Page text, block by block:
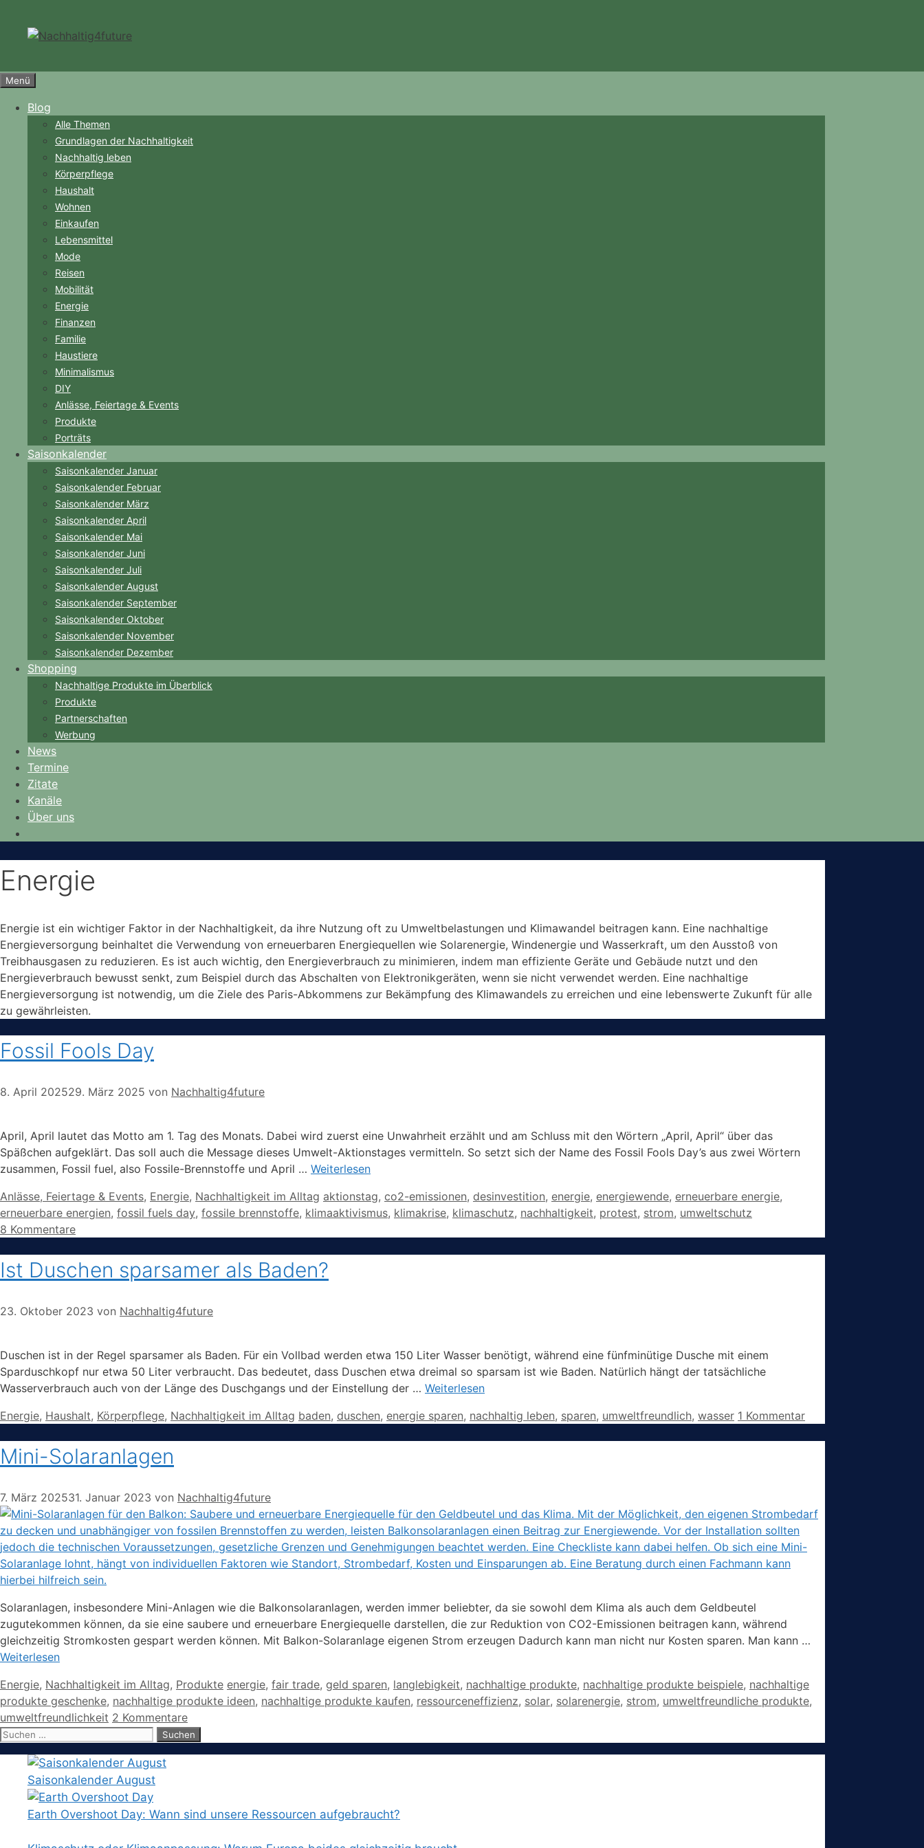
springen
Menü
Blog
Alle Themen
Grundlagen der Nachhaltigkeit
Nachhaltig leben
Körperpflege
Haushalt
Wohnen
Einkaufen
Lebensmittel
Mode
Reisen
Mobilität
Energie
Finanzen
Familie
Haustiere
Minimalismus
DIY
Anlässe, Feiertage & Events
Produkte
Porträts
Saisonkalender
Saisonkalender Januar
Saisonkalender Februar
Saisonkalender März
Saisonkalender April
Saisonkalender Mai
Saisonkalender Juni
Saisonkalender Juli
Saisonkalender August
Saisonkalender September
Saisonkalender Oktober
Saisonkalender November
Saisonkalender Dezember
Shopping
Nachhaltige Produkte im Überblick
Produkte
Partnerschaften
Werbung
News
Termine
Zitate
Kanäle
Über uns
Energie
Energie ist ein wichtiger Faktor in der Nachhaltigkeit, da ihre Nutzung oft zu Umweltbelastungen und Klimawandel beitragen kann. Eine nachhaltige
Energieversorgung beinhaltet die Verwendung von erneuerbaren Energiequellen wie Solarenergie, Windenergie und Wasserkraft, um den Ausstoß von
Treibhausgasen zu reduzieren. Es ist auch wichtig, den Energieverbrauch zu minimieren, indem man effiziente Geräte und Gebäude nutzt und den
Energieverbrauch bewusst senkt, zum Beispiel durch das Abschalten von Elektronikgeräten, wenn sie nicht verwendet werden. Eine nachhaltige
Energieversorgung ist notwendig, um die Ziele des Paris-Abkommens zur Bekämpfung des Klimawandels zu erreichen und eine lebenswerte Zukunft für alle
zu gewährleisten.
Fossil Fools Day
8. April 202529. März 2025 von Nachhaltig4future
April, April lautet das Motto am 1. Tag des Monats. Dabei wird zuerst eine Unwahrheit erzählt und am Schluss mit den Wörtern „April, April“ über das
Späßchen aufgeklärt. Das soll auch die Message dieses Umwelt-Aktionstages vermitteln. So setzt sich der Name des Fossil Fools Day’s aus zwei Wörtern
zusammen, Fossil fuel, also Fossile-Brennstoffe und April … Weiterlesen
Kategorien
Anlässe, Feiertage & Events, Energie, Nachhaltigkeit im Alltag Schlagwörter
aktionstag, co2-emissionen, desinvestition, energie, energiewende, erneuerbare energie,
erneuerbare energien, fossil fuels day, fossile brennstoffe, klimaaktivismus, klimakrise, klimaschutz, nachhaltigkeit, protest, strom, umweltschutz
8 Kommentare
Ist Duschen sparsamer als Baden?
23. Oktober 2023 von Nachhaltig4future
Duschen ist in der Regel sparsamer als Baden. Für ein Vollbad werden etwa 150 Liter Wasser benötigt, während eine fünfminütige Dusche mit einem
Sparduschkopf nur etwa 50 Liter verbraucht. Das bedeutet, dass Duschen etwa dreimal so sparsam ist wie Baden. Natürlich hängt der tatsächliche
Wasserverbrauch auch von der Länge des Duschgangs und der Einstellung der … Weiterlesen
Kategorien
Energie, Haushalt, Körperpflege, Nachhaltigkeit im Alltag Schlagwörter
baden, duschen, energie sparen, nachhaltig leben, sparen, umweltfreundlich, wasser 1 Kommentar
Mini-Solaranlagen
7. März 202531. Januar 2023 von Nachhaltig4future
Solaranlagen, insbesondere Mini-Anlagen wie die Balkonsolaranlagen, werden immer beliebter, da sie sowohl dem Klima als auch dem Geldbeutel
zugutekommen können, da sie eine saubere und erneuerbare Energiequelle darstellen, die zur Reduktion von CO2-Emissionen beitragen kann, während
gleichzeitig Stromkosten gespart werden können. Mit Balkon-Solaranlage eigenen Strom erzeugen Dadurch kann man nicht nur Kosten sparen. Man kann …
Weiterlesen
Kategorien
Energie, Nachhaltigkeit im Alltag, Produkte Schlagwörter
energie, fair trade, geld sparen, langlebigkeit, nachhaltige produkte, nachhaltige produkte beispiele, nachhaltige
produkte geschenke, nachhaltige produkte ideen, nachhaltige produkte kaufen, ressourceneffizienz, solar, solarenergie, strom, umweltfreundliche produkte,
umweltfreundlichkeit 2 Kommentare
Suchen
Saisonkalender August
Earth Overshoot Day: Wann sind unsere Ressourcen aufgebraucht?